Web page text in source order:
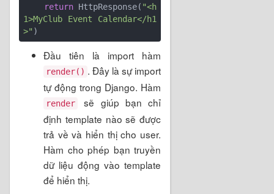
return HttpResponse( "<h
1>MyClub Event Calendar</h1
>"
Đầu tiên là import hàm
render() . Đây là sự import
tự động trong Django. Hàm
render
sẽ giúp bạn chỉ
định template nào sẽ được
trả về và hiển thị cho user.
Hàm cho phép bạn truyền
dữ liệu động vào template
để hiển thị.